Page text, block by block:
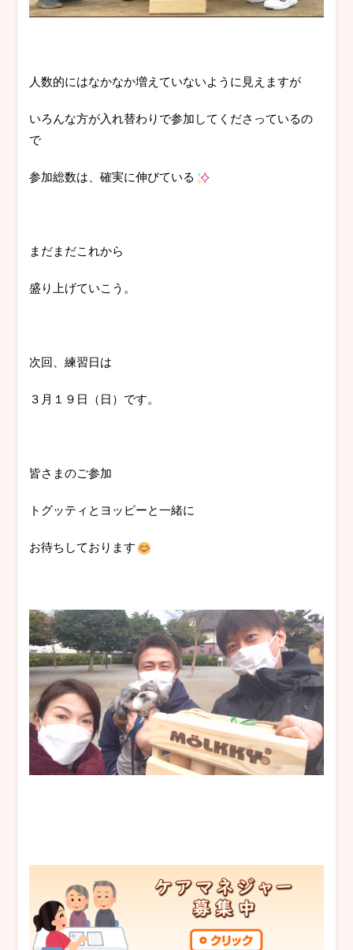
人数的にはなかなか増えていないように見えますが
いろんな方が入れ替わりで参加してくださっているの
で
参加総数は、確実に伸びている
まだまだこれから
盛り上げていこう。
次回、練習日は
３月１９日（日）です。
皆さまのご参加
トグッティとヨッピーと一緒に
お待ちしております